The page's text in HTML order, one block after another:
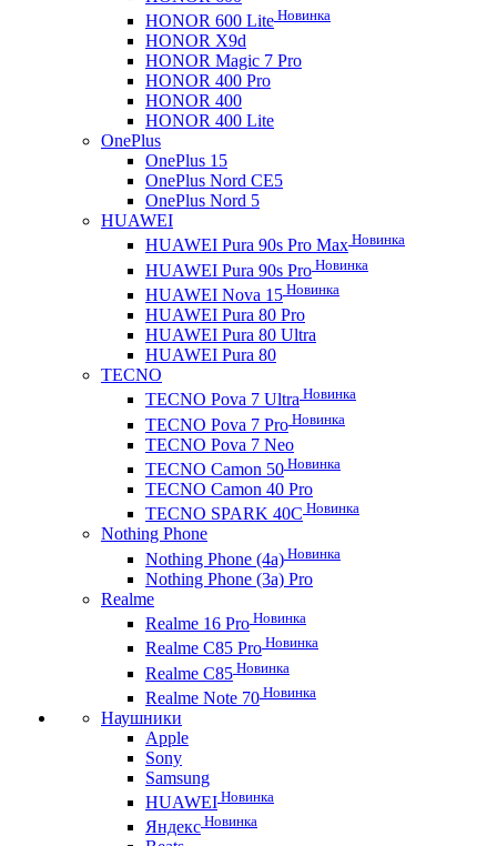
HONOR 600 Lite Новинка
HONOR X9d
HONOR Magic 7 Pro
HONOR 400 Pro
HONOR 400
HONOR 400 Lite
OnePlus
OnePlus 15
OnePlus Nord CE5
OnePlus Nord 5
HUAWEI
HUAWEI Pura 90s Pro Max Новинка
HUAWEI Pura 90s Pro Новинка
HUAWEI Nova 15 Новинка
HUAWEI Pura 80 Pro
HUAWEI Pura 80 Ultra
HUAWEI Pura 80
TECNO
TECNO Pova 7 Ultra Новинка
TECNO Pova 7 Pro Новинка
TECNO Pova 7 Neo
TECNO Camon 50 Новинка
TECNO Camon 40 Pro
TECNO SPARK 40C Новинка
Nothing Phone
Nothing Phone (4a) Новинка
Nothing Phone (3a) Pro
Realme
Realme 16 Pro Новинка
Realme C85 Pro Новинка
Realme C85 Новинка
Realme Note 70 Новинка
Наушники
Apple
Sony
Samsung
HUAWEI Новинка
Яндекс Новинка